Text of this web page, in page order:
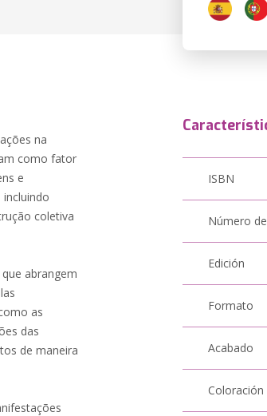
na
como fator
e
coletiva
abrangem
as
das
de maneira
ISBN
Número
Edición
Formato
Acabado
Coloración